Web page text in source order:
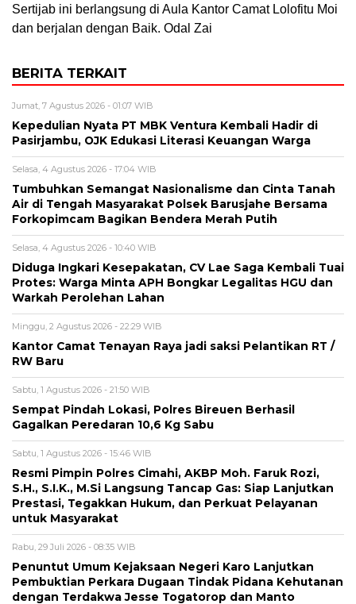
Sertijab ini berlangsung di Aula Kantor Camat Lolofitu Moi
dan berjalan dengan Baik. Odal Zai
BERITA TERKAIT
Jumat, 7 Agustus 2026 - 01:07 WIB
Kepedulian Nyata PT MBK Ventura Kembali Hadir di
Pasirjambu, OJK Edukasi Literasi Keuangan Warga
Selasa, 4 Agustus 2026 - 17:04 WIB
Tumbuhkan Semangat Nasionalisme dan Cinta Tanah
Air di Tengah Masyarakat Polsek Barusjahe Bersama
Forkopimcam Bagikan Bendera Merah Putih
Selasa, 4 Agustus 2026 - 10:40 WIB
Diduga Ingkari Kesepakatan, CV Lae Saga Kembali Tuai
Protes: Warga Minta APH Bongkar Legalitas HGU dan
Warkah Perolehan Lahan
Minggu, 2 Agustus 2026 - 22:29 WIB
Kantor Camat Tenayan Raya jadi saksi Pelantikan RT /
RW Baru
Sabtu, 1 Agustus 2026 - 21:50 WIB
Sempat Pindah Lokasi, Polres Bireuen Berhasil
Gagalkan Peredaran 10,6 Kg Sabu
Sabtu, 1 Agustus 2026 - 15:46 WIB
Resmi Pimpin Polres Cimahi, AKBP Moh. Faruk Rozi,
S.H., S.I.K., M.Si Langsung Tancap Gas: Siap Lanjutkan
Prestasi, Tegakkan Hukum, dan Perkuat Pelayanan
untuk Masyarakat
Rabu, 29 Juli 2026 - 08:35 WIB
Penuntut Umum Kejaksaan Negeri Karo Lanjutkan
Pembuktian Perkara Dugaan Tindak Pidana Kehutanan
dengan Terdakwa Jesse Togatorop dan Manto